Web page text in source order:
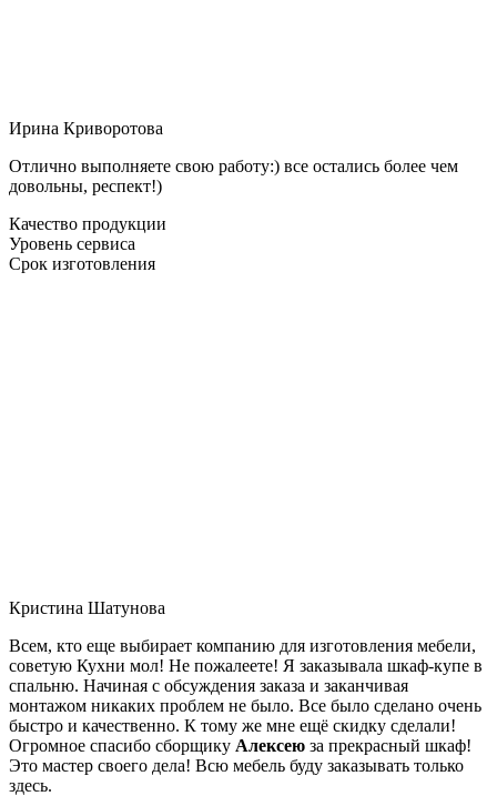
Ирина Криворотова
Отлично выполняете свою работу:) все остались более чем
довольны, респект!)
Качество продукции
Уровень сервиса
Срок изготовления
Кристина Шатунова
Всем, кто еще выбирает компанию для изготовления мебели,
советую Кухни мол! Не пожалеете! Я заказывала шкаф-купе в
спальню. Начиная с обсуждения заказа и заканчивая
монтажом никаких проблем не было. Все было сделано очень
быстро и качественно. К тому же мне ещё скидку сделали!
Огромное спасибо сборщику Алексею за прекрасный шкаф!
Это мастер своего дела! Всю мебель буду заказывать только
здесь.